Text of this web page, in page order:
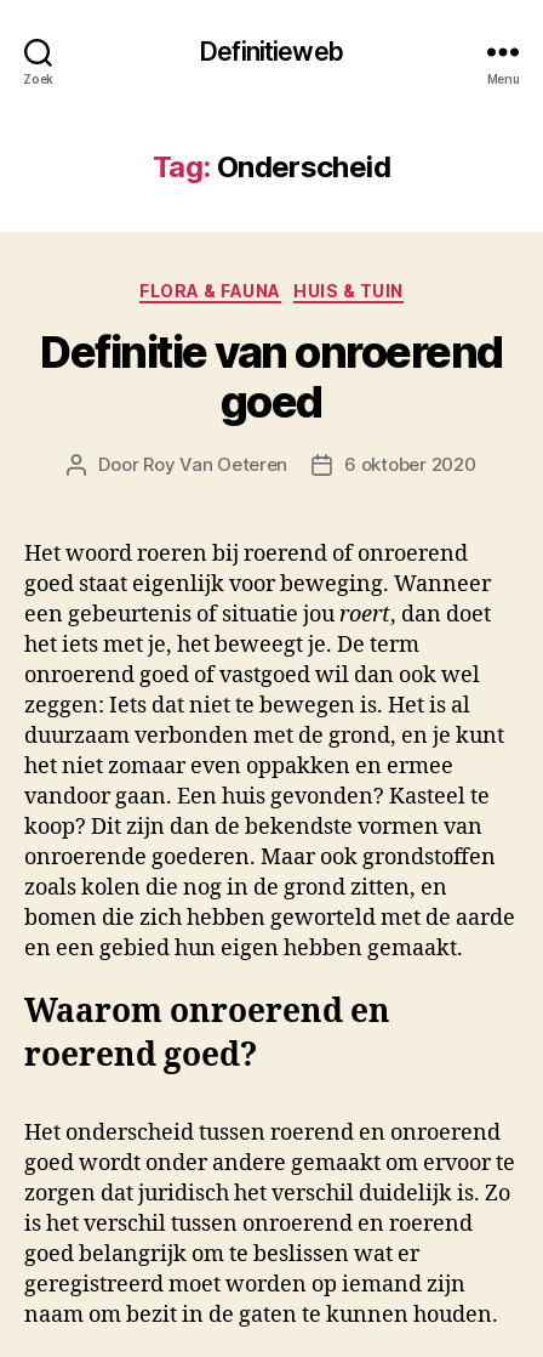
Zoek
Definitieweb
Menu
Tag: Onderscheid
Categorieën
FLORA & FAUNA HUIS & TUIN
Definitie van onroerend
goed
Berichtauteur
Door Roy Van Oeteren Berichtdatum
6 oktober 2020
Het woord roeren bij roerend of onroerend
goed staat eigenlijk voor beweging. Wanneer
een gebeurtenis of situatie jouroert, dan doet
het iets met je, het beweegt je. De term
onroerend goed of vastgoed wil dan ook wel
zeggen: Iets dat niet te bewegen is. Het is al
duurzaam verbonden met de grond, en je kunt
het niet zomaar even oppakken en ermee
vandoor gaan. Een huis gevonden? Kasteel te
koop? Dit zijn dan de bekendste vormen van
onroerende goederen. Maar ook grondstoffen
zoals kolen die nog in de grond zitten, en
bomen die zich hebben geworteld met de aarde
en een gebied hun eigen hebben gemaakt.
Waarom onroerend en
roerend goed?
Het onderscheid tussen roerend en onroerend
goed wordt onder andere gemaakt om ervoor te
zorgen dat juridisch het verschil duidelijk is. Zo
is het verschil tussen onroerend en roerend
goed belangrijk om te beslissen wat er
geregistreerd moet worden op iemand zijn
naam om bezit in de gaten te kunnen houden.